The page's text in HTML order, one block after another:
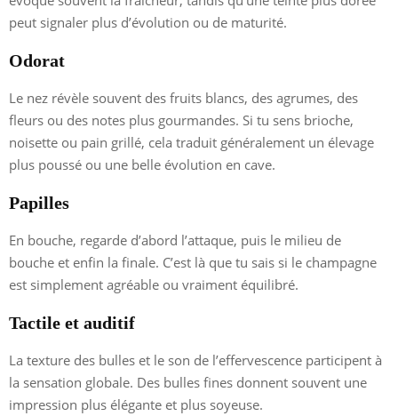
peut signaler plus d’évolution ou de maturité.
Odorat
Le nez révèle souvent des fruits blancs, des agrumes, des
fleurs ou des notes plus gourmandes. Si tu sens brioche,
noisette ou pain grillé, cela traduit généralement un élevage
plus poussé ou une belle évolution en cave.
Papilles
En bouche, regarde d’abord l’attaque, puis le milieu de
bouche et enfin la finale. C’est là que tu sais si le champagne
est simplement agréable ou vraiment équilibré.
Tactile et auditif
La texture des bulles et le son de l’effervescence participent à
la sensation globale. Des bulles fines donnent souvent une
impression plus élégante et plus soyeuse.